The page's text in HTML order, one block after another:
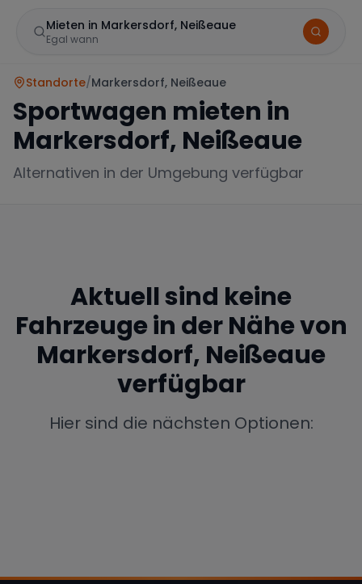
Mieten in Markersdorf, Neißeaue
Egal wann
Mercedes BMW Audi
Lamborghini
Wann
Standorte/Markersdorf, Neißeaue
Sportwagen mieten in
Markersdorf, Neißeaue
Alternativen in der Umgebung verfügbar
Aktuell sind keine
Fahrzeuge in der Nähe von
Markersdorf, Neißeaue
verfügbar
Hier sind die nächsten Optionen: